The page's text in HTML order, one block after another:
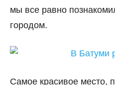
мы все равно
городом.
Самое красивое